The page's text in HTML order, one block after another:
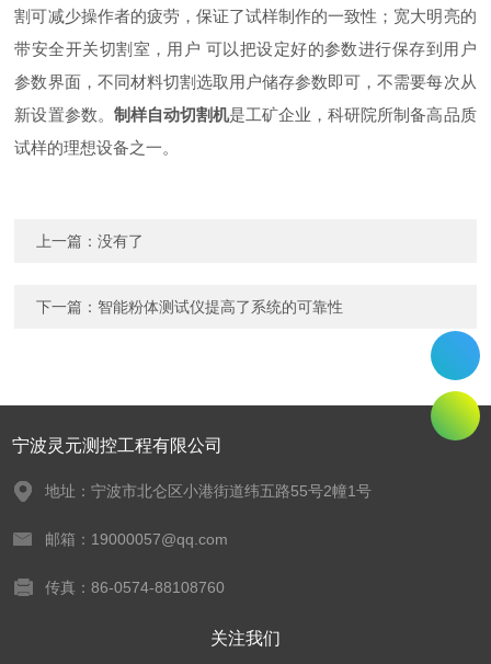
割可减少操作者的疲劳，保证了试样制作的一致性；宽大明亮的
带安全开关切割室，用户 可以把设定好的参数进行保存到用户
参数界面，不同材料切割选取用户储存参数即可，不需要每次从
新设置参数。 制样自动切割机是工矿企业，科研院所制备高品质
试样的理想设备之一。
上一篇：没有了
下一篇： 智能粉体测试仪提高了系统的可靠性
宁波灵元测控工程有限公司
地址：宁波市北仑区小港街道纬五路55号2幢1号
邮箱：19000057@qq.com
传真：86-0574-88108760
关注我们